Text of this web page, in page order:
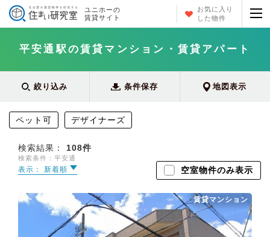
ユニホーの
賃貸サイト
お気に入り
した物件
平安通駅の賃貸マンション・賃貸アパート
絞り込み 条件保存 地図表示
ペット可 デザイナーズ
検索結果： 108件
検索条件：平安通
表示： 新着順 空室物件のみ表示
賃貸マンション